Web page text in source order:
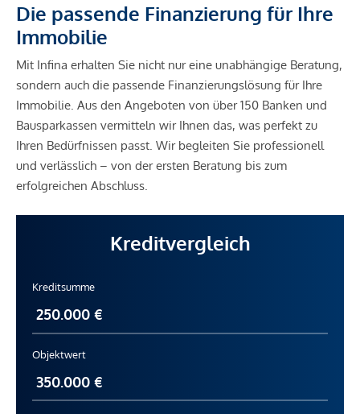
Die passende Finanzierung für Ihre
Immobilie
Mit Infina erhalten Sie nicht nur eine unabhängige Beratung,
sondern auch die passende Finanzierungslösung für Ihre
Immobilie. Aus den Angeboten von über 150 Banken und
Bausparkassen vermitteln wir Ihnen das, was perfekt zu
Ihren Bedürfnissen passt. Wir begleiten Sie professionell
und verlässlich – von der ersten Beratung bis zum
erfolgreichen Abschluss.
Kreditvergleich
Kreditsumme
Objektwert